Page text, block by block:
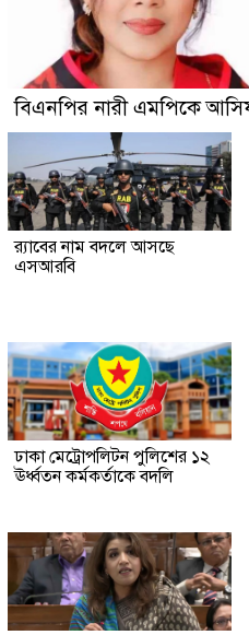
বিএনপির নারী এমপিকে
র‍্যাবের নাম বদলে আসছে
এসআরবি
ঢাকা মেট্রোপলিটন পুলিশের ১২
ঊর্ধ্বতন কর্মকর্তাকে বদলি